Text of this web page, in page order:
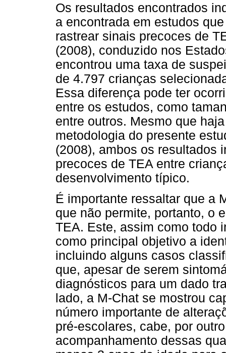
Os resultados encontrados
a encontrada em estudos
rastrear sinais precoces de
(2008), conduzido nos
encontrou uma taxa de
de 4.797 crianças
Essa diferença pode ter
entre os estudos, como
entre outros. Mesmo que
metodologia do presente
(2008), ambos os resultados
precoces de TEA entre
desenvolvimento típico.
É importante ressaltar que a
que não permite, portanto, o
TEA. Este, assim como todo
como principal objetivo a
incluindo alguns casos
que, apesar de serem
diagnósticos para um dado
lado, a M-Chat se mostrou
número importante de
pré-escolares, cabe, por
acompanhamento dessas